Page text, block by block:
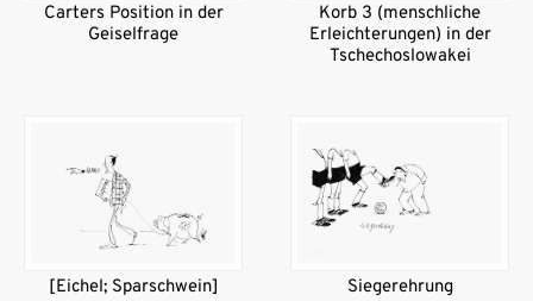
Carters Position in der
Geiselfrage
Korb 3 (menschliche
Erleichterungen) in der
Tschechoslowakei
[Eichel; Sparschwein] Siegerehrung